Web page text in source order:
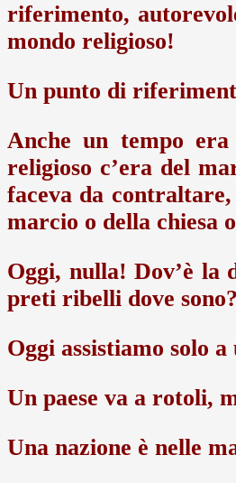
riferimento,
mondo religioso!
Un punto di
Anche un tempo
religioso c’era del
faceva da
marcio o della chiesa
Oggi, nulla! Dov’è la
preti ribelli dove sono?
Oggi assistiamo solo
Un paese va a rotoli,
Una nazione è nelle